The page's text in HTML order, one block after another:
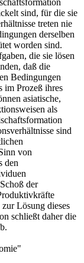
sind, für die sie
treten nie
derselben
worden sind.
die sie lösen
daß die
Bedingungen
im Prozeß ihres
asiatische,
als
sind
von
den
der
Lösung dieses
schließt daher die